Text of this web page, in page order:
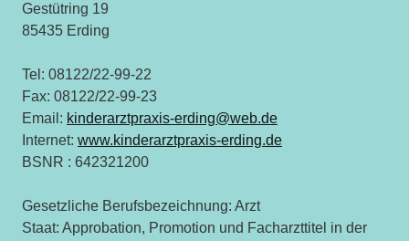
Gestütring 19
85435 Erding
Tel: 08122/22-99-22
Fax: 08122/22-99-23
Email: kinderarztpraxis-erding@web.de
Internet: www.kinderarztpraxis-erding.de
BSNR : 642321200
Gesetzliche Berufsbezeichnung: Arzt
Staat: Approbation, Promotion und Facharzttitel in der